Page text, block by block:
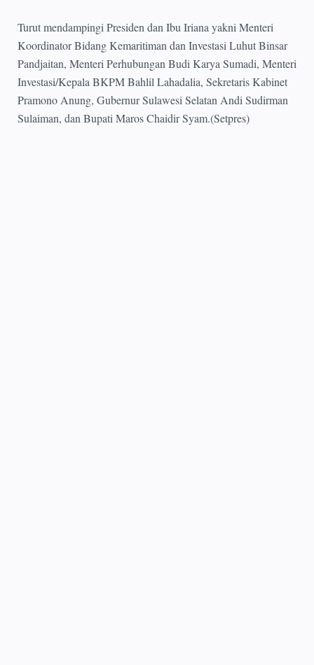
Turut mendampingi Presiden dan Ibu Iriana yakni Menteri
Koordinator Bidang Kemaritiman dan Investasi Luhut Binsar
Pandjaitan, Menteri Perhubungan Budi Karya Sumadi, Menteri
Investasi/Kepala BKPM Bahlil Lahadalia, Sekretaris Kabinet
Pramono Anung, Gubernur Sulawesi Selatan Andi Sudirman
Sulaiman, dan Bupati Maros Chaidir Syam.(Setpres)